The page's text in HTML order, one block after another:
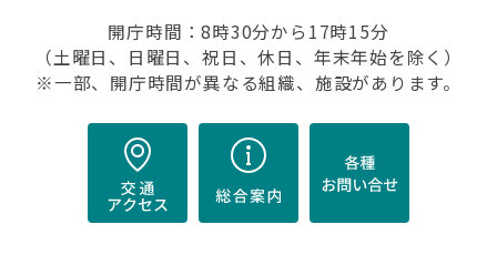
開庁時間：8時30分から17時15分
（土曜日、日曜日、祝日、休日、年末年始を除く）
※一部、開庁時間が異なる組織、施設があります。